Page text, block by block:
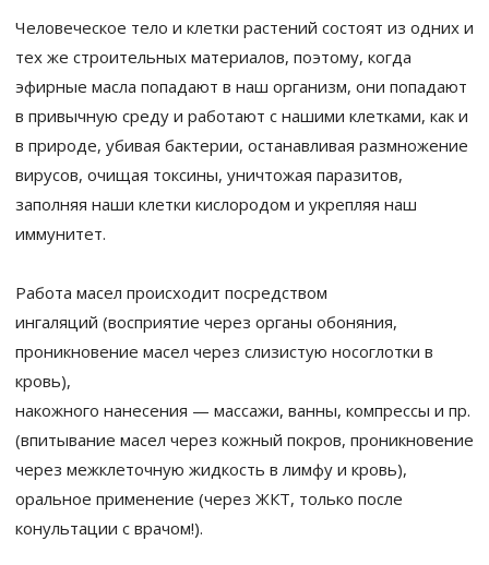
Человеческое тело и клетки растений состоят из одних и
тех же строительных материалов, поэтому, когда
эфирные масла попадают в наш организм, они попадают
в привычную среду и работают с нашими клетками, как и
в природе, убивая бактерии, останавливая размножение
вирусов, очищая токсины, уничтожая паразитов,
заполняя наши клетки кислородом и укрепляя наш
иммунитет.
Работа масел происходит посредством
ингаляций (восприятие через органы обоняния,
проникновение масел через слизистую носоглотки в
кровь),
накожного нанесения — массажи, ванны, компрессы и пр.
(впитывание масел через кожный покров, проникновение
через межклеточную жидкость в лимфу и кровь),
оральное применение (через ЖКТ, только после
конультации с врачом!).